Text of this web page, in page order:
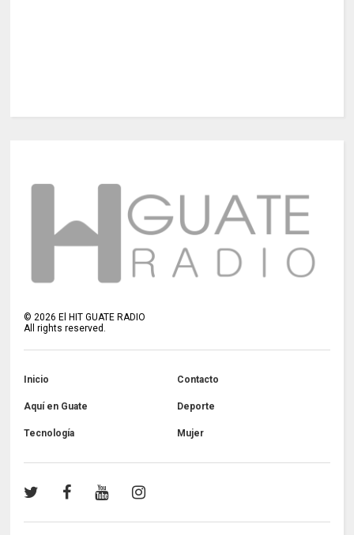
© 2026 El HIT GUATE RADIO
All rights reserved.
Inicio Contacto
Aquí en Guate Deporte
Tecnología Mujer